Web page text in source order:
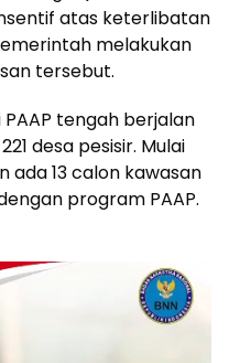
atas keterlibatan
melakukan
tersebut.
PAAP tengah berjalan
desa pesisir. Mulai
ada 13 calon kawasan
program PAAP.